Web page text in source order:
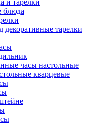
и тарелки
блюда
декоративные тарелки
часы настольные
кварцевые